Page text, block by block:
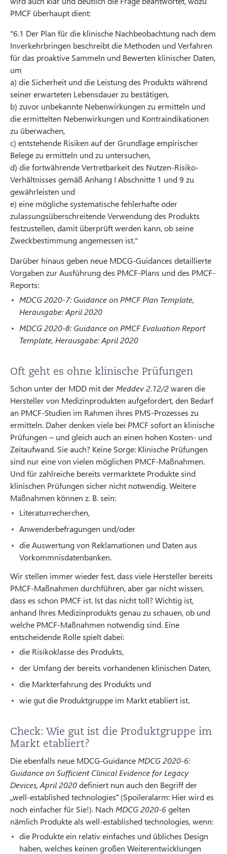
PMCF überhaupt dient:
"6.1 Der Plan für die klinische Nachbeobachtung nach dem
Inverkehrbringen beschreibt die Methoden und Verfahren
für das proaktive Sammeln und Bewerten klinischer Daten,
um
a) die Sicherheit und die Leistung des Produkts während
seiner erwarteten Lebensdauer zu bestätigen,
b) zuvor unbekannte Nebenwirkungen zu ermitteln und
die ermittelten Nebenwirkungen und Kontraindikationen
zu überwachen,
c) entstehende Risiken auf der Grundlage empirischer
Belege zu ermitteln und zu untersuchen,
d) die fortwährende Vertretbarkeit des Nutzen-Risiko-
Verhältnisses gemäß Anhang I Abschnitte 1 und 9 zu
gewährleisten und
e) eine mögliche systematische fehlerhafte oder
zulassungsüberschreitende Verwendung des Produkts
festzustellen, damit überprüft werden kann, ob seine
Zweckbestimmung angemessen ist."
Darüber hinaus geben neue MDCG-Guidances detaillierte
Vorgaben zur Ausführung des PMCF-Plans und des PMCF-
Reports:
MDCG 2020-7: Guidance on PMCF Plan Template,
Herausgabe: April 2020
MDCG 2020-8: Guidance on PMCF Evaluation Report
Template, Herausgabe: April 2020
Oft geht es ohne klinische Prüfungen
Schon unter der MDD mit der Meddev 2.12/2waren die
Hersteller von Medizinprodukten aufgefordert, den Bedarf
an PMCF-Studien im Rahmen ihres PMS-Prozesses zu
ermitteln. Daher denken viele bei PMCF sofort an klinische
Prüfungen – und gleich auch an einen hohen Kosten- und
Zeitaufwand. Sie auch? Keine Sorge: Klinische Prüfungen
sind nur eine von vielen möglichen PMCF-Maßnahmen.
Und für zahlreiche bereits vermarktete Produkte sind
klinischen Prüfungen sicher nicht notwendig. Weitere
Maßnahmen können z. B. sein:
Literaturrecherchen,
Anwenderbefragungen und/oder
die Auswertung von Reklamationen und Daten aus
Vorkommnisdatenbanken.
Wir stellen immer wieder fest, dass viele Hersteller bereits
PMCF-Maßnahmen durchführen, aber gar nicht wissen,
dass es schon PMCF ist. Ist das nicht toll? Wichtig ist,
anhand Ihres Medizinprodukts genau zu schauen, ob und
welche PMCF-Maßnahmen notwendig sind. Eine
entscheidende Rolle spielt dabei:
die Risikoklasse des Produkts,
der Umfang der bereits vorhandenen klinischen Daten,
die Markterfahrung des Produkts und
wie gut die Produktgruppe im Markt etabliert ist.
Check: Wie gut ist die Produktgruppe im
Markt etabliert?
Die ebenfalls neue MDCG-Guidance MDCG 2020-6:
Guidance on Sufficient Clinical Evidence for Legacy
Devices, April 2020definiert nun auch den Begriff der
„well-established technologies“ (Spoileralarm: Hier wird es
noch einfacher für Sie!). Nach MDCG 2020-6gelten
nämlich Produkte als well-established technologies, wenn:
die Produkte ein relativ einfaches und übliches Design
haben, welches keinen großen Weiterentwicklungen